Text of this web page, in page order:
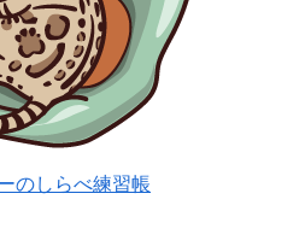
のしらべ練習帳